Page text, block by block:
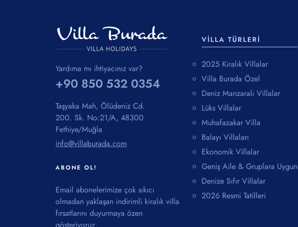
Yardıma mı ihtiyacınız var?
+90 850 532 0354
Taşyaka Mah, Ölüdeniz Cd.
200. Sk. No:21/A, 48300
Fethiye/Muğla
info@villaburada.com
ABONE OL!
Email abonelerimize çok sıkıcı
olmadan yaklaşan indirimli kiralık villa
fırsatlarını duyurmaya özen
VILLA TÜRLERI
2025 Kiralık Villalar
Villa Burada Özel
Deniz Manzaralı Villalar
Lüks Villalar
Muhafazakar Villa
Balayı Villaları
Ekonomik Villalar
Geniş Aile & Gruplara Uygun
Denize Sıfır Villalar
2026 Resmi Tatilleri